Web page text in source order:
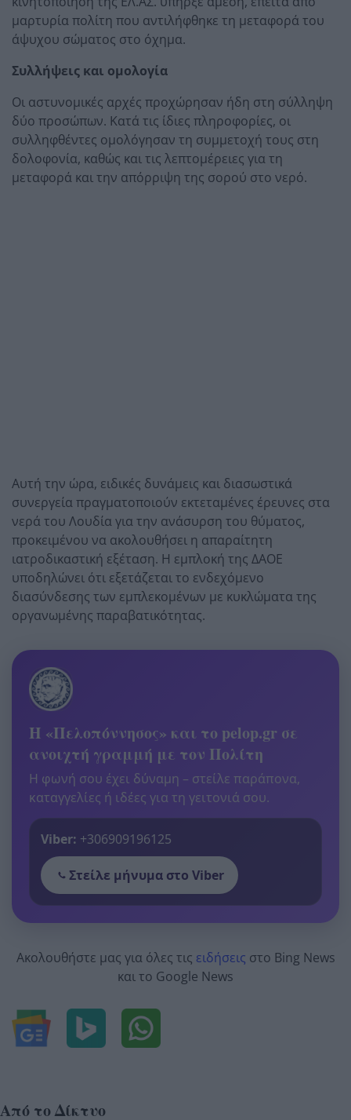
μαρτυρία πολίτη που αντιλήφθηκε τη μεταφορά του
άψυχου σώματος στο όχημα.
Συλλήψεις και ομολογία
Οι αστυνομικές αρχές προχώρησαν ήδη στη σύλληψη
δύο προσώπων. Κατά τις ίδιες πληροφορίες, οι
συλληφθέντες ομολόγησαν τη συμμετοχή τους στη
δολοφονία, καθώς και τις λεπτομέρειες για τη
μεταφορά και την απόρριψη της σορού στο νερό.
Αυτή την ώρα, ειδικές δυνάμεις και διασωστικά
συνεργεία πραγματοποιούν εκτεταμένες έρευνες στα
νερά του Λουδία για την ανάσυρση του θύματος,
προκειμένου να ακολουθήσει η απαραίτητη
ιατροδικαστική εξέταση. Η εμπλοκή της ΔΑΟΕ
υποδηλώνει ότι εξετάζεται το ενδεχόμενο
διασύνδεσης των εμπλεκομένων με κυκλώματα της
οργανωμένης παραβατικότητας.
Η «Πελοπόννησος» και το pelop.gr σε
ανοιχτή γραμμή με τον Πολίτη
Η φωνή σου έχει δύναμη – στείλε παράπονα,
καταγγελίες ή ιδέες για τη γειτονιά σου.
Viber: +306909196125
Στείλε μήνυμα στο Viber
Ακολουθήστε μας για όλες τις ειδήσεις στο Bing News
και το Google News
Από το Δίκτυο